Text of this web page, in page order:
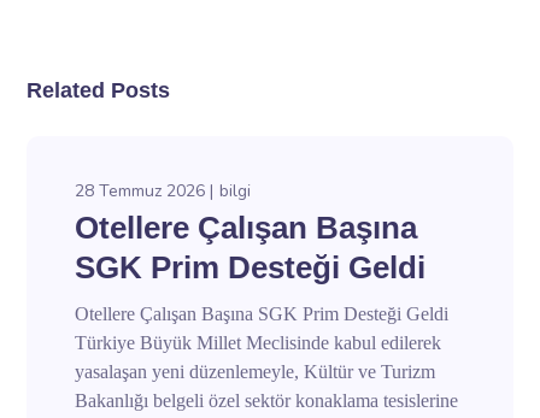
Related Posts
28 Temmuz 2026 bilgi
Otellere Çalışan Başına
SGK Prim Desteği Geldi
Otellere Çalışan Başına SGK Prim Desteği Geldi
Türkiye Büyük Millet Meclisinde kabul edilerek
yasalaşan yeni düzenlemeyle, Kültür ve Turizm
Bakanlığı belgeli özel sektör konaklama tesislerine